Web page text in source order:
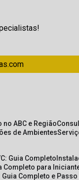
no ABC e Região
de Ambientes
Guia Completo
Completo para
Completo e Passo